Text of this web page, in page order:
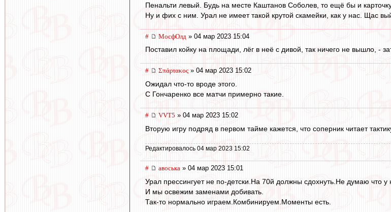
Пенальти левый. Будь на месте Каштанов Соболев, то ещё бы и
Ну и фих с ним. Урал не имеет такой крутой скамейки, как у нас. Щас
# МосфОлд » 04 мар 2023 15:04
Поставил койку на площади, лёг в неё с дивой, так ничего не вышло, -
# Σπάρτακος » 04 мар 2023 15:02
Ожидал что-то вроде этого.
С Гончаренко все матчи примерно такие.
# VVT5 » 04 мар 2023 15:02
Вторую игру подряд в первом тайме кажется, что соперник читает
Редактировалось 04 мар 2023 15:02
# авоська » 04 мар 2023 15:01
Урал прессингует не по-детски.На 70й должны сдохнуть.Не думаю что
И мы освежим заменами добивать.
Так-то нормально играем.Комбинируем.Моменты есть.